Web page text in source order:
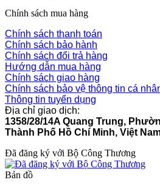
Chính sách mua hàng
Chính sách thanh toán
Chính sách bảo hành
Chính sách đổi trả hàng
Hướng dẫn mua hàng
Chính sách giao hàng
Chính sách bảo vệ thông tin cá
Thông tin tuyển dụng
Địa chỉ giao dịch:
1358/28/14A Quang Trung,
Thành Phố Hồ Chí Minh, Việt
Đã đăng ký với Bộ Công Thương
Bản đồ